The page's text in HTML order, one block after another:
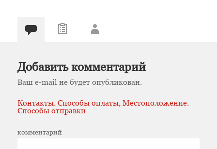
Добавить комментарий
Ваш e-mail не будет опубликован.
Контакты. Способы оплаты, Местоположение.
Способы отправки
комментарий